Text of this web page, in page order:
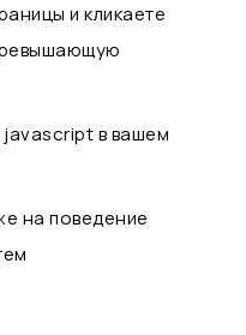
и кликаете
в вашем
на поведение